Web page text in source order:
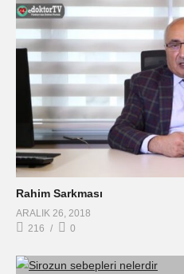
Rahim Sarkması
ARALIK 26, 2018
216
0